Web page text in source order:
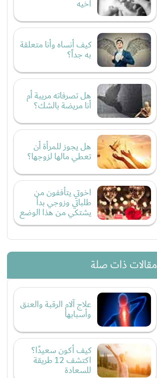
أخيه
كيف أنساه وأنا متعلقة
به جداً؟
هل تصرفاته مريبة أم
أنا مريضة بالشك؟
هل يجوز للمرأة أن
تعطي مالها لزوجها؟
اخوتي يتأففون من
طلباتي وزوجي بدأ
يشتكي من هذا الوضع
مقالات ذات صلة
علاج آلام الرقبة والعنق
وأسبابها
كيف أكون سعيدًا؟
اكتشف 12 طريقة
للسعادة